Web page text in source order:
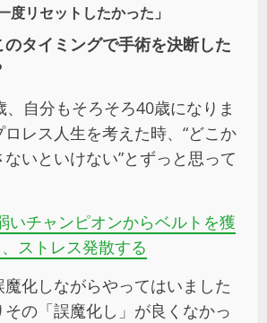
度リセットしたかった」
タイミングで手術を決断した
、自分もそろそろ40歳になりま
レス人生を考えた時、“どこか
いといけない”とずっと思って
いチャンピオンからベルトを獲
、ストレス発散する
化しながらやってはいました
の「誤魔化し」が良くなかっ